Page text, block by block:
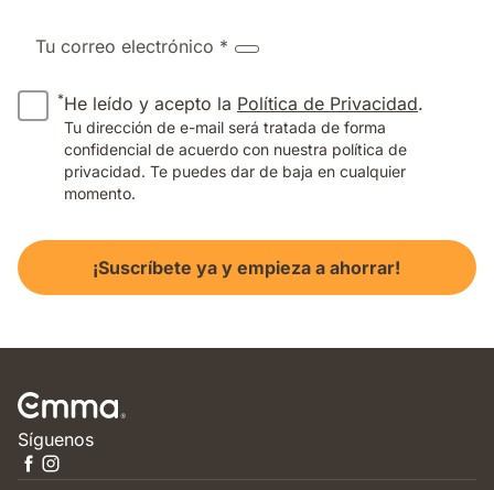
Tu correo electrónico *
*He leído y acepto la Política de Privacidad.
Tu dirección de e-mail será tratada de forma
confidencial de acuerdo con nuestra política de
privacidad. Te puedes dar de baja en cualquier
momento.
¡Suscríbete ya y empieza a ahorrar!
Síguenos